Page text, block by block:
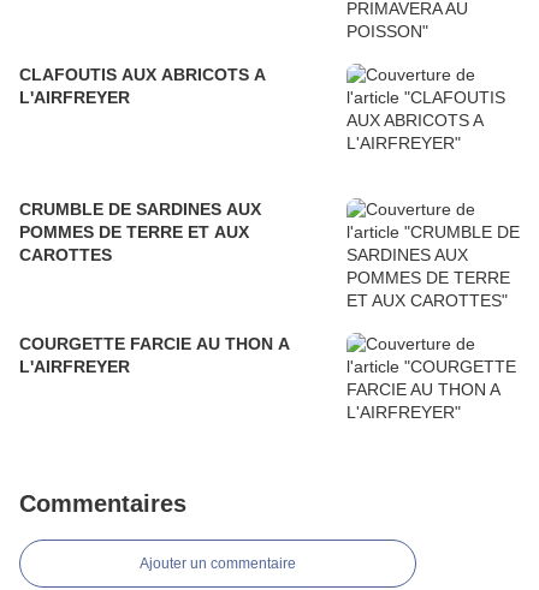
CLAFOUTIS AUX ABRICOTS A
L'AIRFREYER
CRUMBLE DE SARDINES AUX
POMMES DE TERRE ET AUX
CAROTTES
COURGETTE FARCIE AU THON A
L'AIRFREYER
Commentaires
Ajouter un commentaire